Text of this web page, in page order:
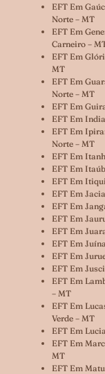
EFT Em
Norte – MT
EFT Em
Carneiro –
EFT Em
MT
EFT Em
Norte – MT
EFT Em
EFT Em
EFT Em
Norte – MT
EFT Em
EFT Em
EFT Em
EFT Em
EFT Em
EFT Em
EFT Em
EFT Em
EFT Em
EFT Em
EFT Em
– MT
EFT Em
Verde – MT
EFT Em
EFT Em
MT
EFT Em